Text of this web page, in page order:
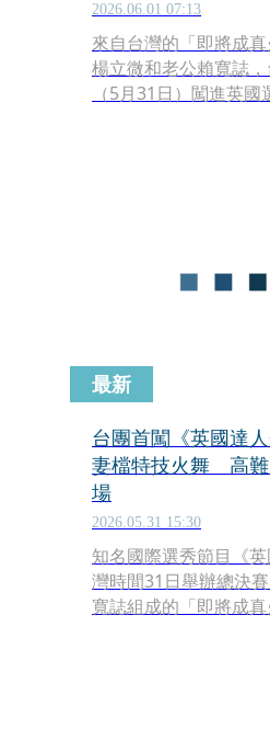
2026.06.01 07:13
來自台灣的「即將成
楊立微和老公賴寬誌
（5月31日）闖進英
們夢中婚禮的模樣」
能繼續支持他們的創
最新
台團首闖《英國達
妻檔特技火舞 高難
場
2026.05.31 15:30
知名國際選秀節目《
灣時間31日舉辦總決
寬誌組成的「即將成